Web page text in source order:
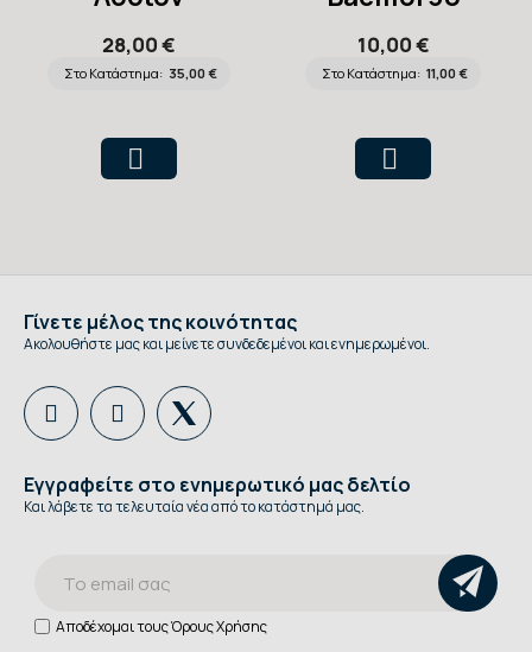
Πλυσίματος 5Lt
28,00 €
Στο Κατάστημα: 35,00 €
Sensitive Foam
Απολυμαντικό
Επιφανειών 750
10,00 €
Στο Κατάστημα: 11,00 €
Γίνετε μέλος της κοινότητας
Ακολουθήστε μας και μείνετε συνδεδεμένοι και ενημερωμένοι.
Εγγραφείτε στο ενημερωτικό μας δελτίο
Και λάβετε τα τελευταία νέα από το κατάστημά μας.
Αποδέχομαι τουςΌρους Χρήσης